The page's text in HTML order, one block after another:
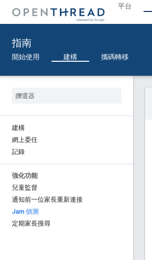
平台
指南
開始使用 建構 攜碼轉移
建構
網上委任
記錄
強化功能
兒童監督
通知前一位家長重新連接
Jam 偵測
定期家長搜尋